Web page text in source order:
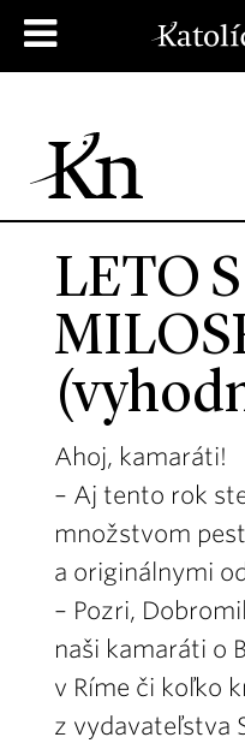
LETO S
Ahoj, kamaráti!
– Aj tento rok
množstvom
a originálnymi
– Pozri,
naši kamaráti o
v Ríme či koľko
z vydavateľstva